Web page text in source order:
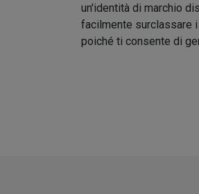
un'identità di marchio
facilmente surclassare
poiché ti consente di